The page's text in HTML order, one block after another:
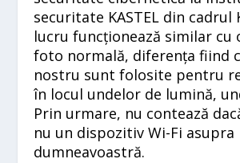
securitate KASTEL din cadrul
lucru funcționează similar cu
foto normală, diferența fiind
nostru sunt folosite pentru
în locul undelor de lumină,
Prin urmare, nu contează
nu un dispozitiv Wi-Fi asupra
dumneavoastră.